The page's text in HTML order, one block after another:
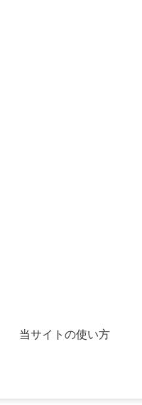
当サイトの使い方